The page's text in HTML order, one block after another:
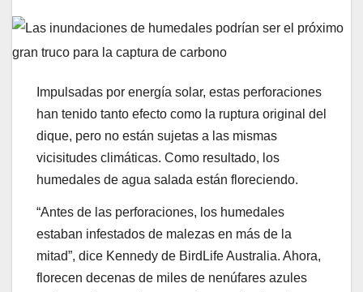
Impulsadas por energía solar, estas perforaciones
han tenido tanto efecto como la ruptura original del
dique, pero no están sujetas a las mismas
vicisitudes climáticas. Como resultado, los
humedales de agua salada están floreciendo.
“Antes de las perforaciones, los humedales
estaban infestados de malezas en más de la
mitad”, dice Kennedy de BirdLife Australia. Ahora,
florecen decenas de miles de nenúfares azules